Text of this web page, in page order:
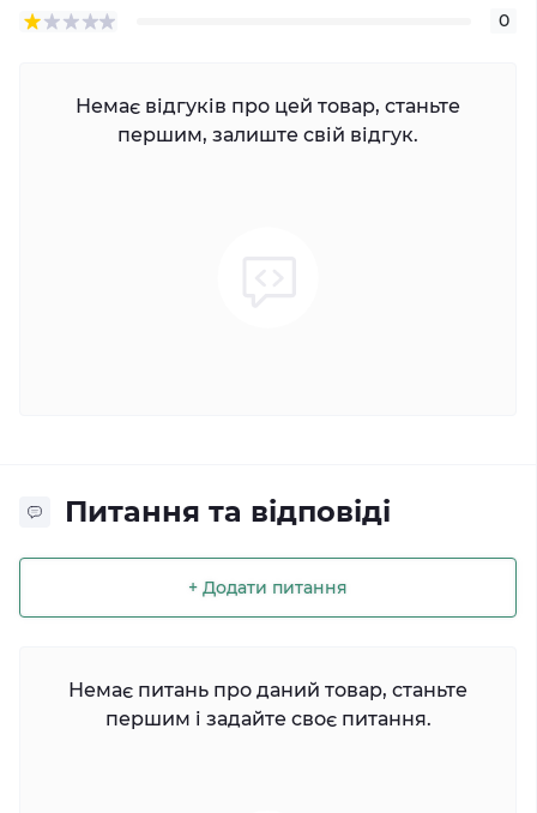
0
Немає відгуків про цей товар, станьте
першим, залиште свій відгук.
Питання та відповіді
+ Додати питання
Немає питань про даний товар, станьте
першим і задайте своє питання.